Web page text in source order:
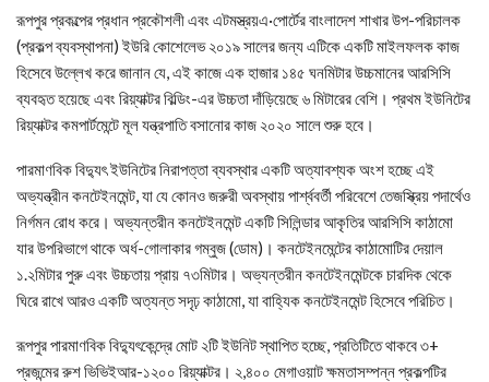
রূপপুর প্রকল্পের প্রধান প্রকৌশলী এবং এটমস্ত্রয়এ·পোর্টের বাংলাদেশ শাখার উপ-পরিচালক
(প্রকল্প ব্যবস্থাপনা) ইউরি কোশেলেভ ২০১৯ সালের জন্য এটিকে একটি মাইলফলক কাজ
হিসেবে উল্লেখ করে জানান যে, এই কাজে এক হাজার ১৪৫ ঘনমিটার উচ্চমানের আরসিসি
ব্যবহৃত হয়েছে এবং রিয়্যাক্টর বিল্ডিং-এর উচ্চতা দাঁড়িয়েছে ৬ মিটারের বেশি। প্রথম ইউনিটের
রিয়্যাক্টর কমপার্টমেন্টে মূল যন্ত্রপাতি বসানোর কাজ ২০২০ সালে শুরু হবে।
পারমাণবিক বিদ্যুৎ ইউনিটের নিরাপত্তা ব্যবস্থার একটি অত্যাবশ্যক অংশ হচ্ছে এই
অভ্যন্ত্রীন কনটেইনমেন্ট, যা যে কোনও জরুরী অবস্থায় পার্শ্ববর্তী পরিবেশে তেজস্ক্রিয় পদার্থেও
নির্গমন রোধ করে। অভ্যন্তরীন কনটেইনমেন্ট একটি সিলিন্ডার আকৃতির আরসিসি কাঠামো
যার উপরিভাগে থাকে অর্ধ-গোলাকার গম্বুজ (ডোম)। কনটেইনমেন্টের কাঠামোটির দেয়াল
১.২মিটার পুরু এবং উচ্চতায় প্রায় ৭৩মিটার। অভ্যন্তরীন কনটেইনমেন্টকে চারদিক থেকে
ঘিরে রাখে আরও একটি অত্যন্ত সদৃঢ় কাঠামো, যা বাহ্যিক কনটেইনমেন্ট হিসেবে পরিচিত।
রূপপুর পারমাণবিক বিদ্যুৎকেন্দ্রে মোট ২টি ইউনিট স্থাপিত হচ্ছে, প্রতিটিতে থাকবে ৩+
প্রজন্মের রুশ ভিভিইআর-১২০০ রিয়্যাক্টর। ২,৪০০ মেগাওয়াট ক্ষমতাসম্পন্ন প্রকল্পটির